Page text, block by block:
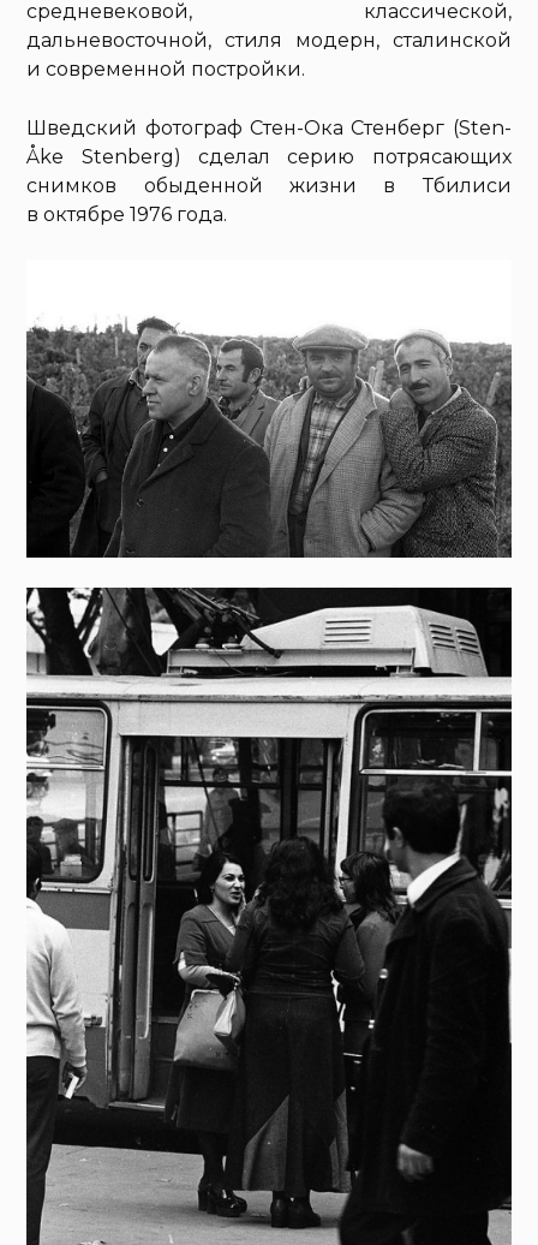
средневековой, классической,
дальневосточной, стиля модерн, сталинской
и современной постройки.
Шведский фотограф Стен-Ока Стенберг (Sten-
Åke Stenberg) сделал серию потрясающих
снимков обыденной жизни в Тбилиси
в октябре 1976 года.